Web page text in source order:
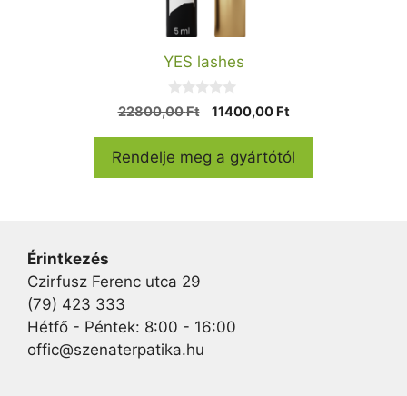
YES lashes
0
a
-
ő
22800,00Ft
Original
22800,00 Ft.
11400,00 FtCurrent
is:
11400,00 Ft.
Rendelje meg a gyártótól
Érintkezés
Czirfusz Ferenc utca 29
(79) 423 333
Hétfő - Péntek: 8:00 - 16:00
offic@szenaterpatika.hu